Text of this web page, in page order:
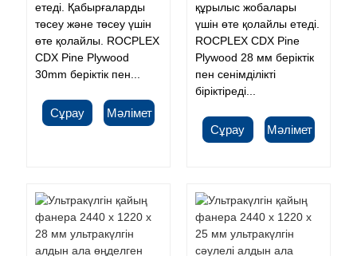
етеді. Қабырғаларды
төсеу және төсеу үшін
өте қолайлы. ROCPLEX
CDX Pine Plywood
30mm беріктік пен...
Сұрау Мәлімет
құрылыс жобалары
үшін өте қолайлы етеді.
ROCPLEX CDX Pine
Plywood 28 мм беріктік
пен сенімділікті
біріктіреді...
Сұрау Мәлімет